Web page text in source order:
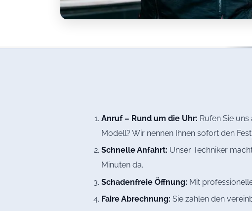
Anruf – Rund um die Uhr: Rufen Sie
Modell? Wir nennen Ihnen sofort den
Schnelle Anfahrt: Unser Techniker
Minuten da.
Schadenfreie Öffnung: Mit
Faire Abrechnung: Sie zahlen den